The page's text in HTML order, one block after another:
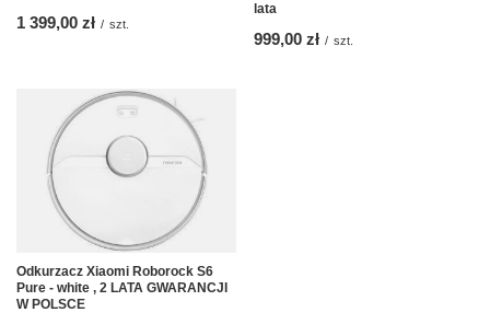
1 399,00 zł / szt.
lata
999,00 zł / szt.
Odkurzacz Xiaomi Roborock S6
Pure - white , 2 LATA GWARANCJI
W POLSCE